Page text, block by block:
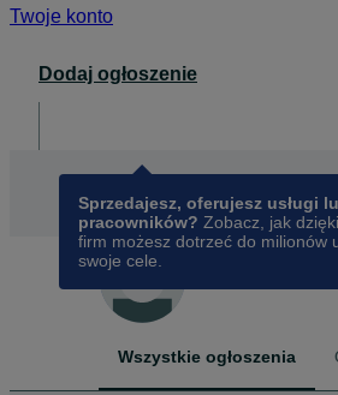
Twoje konto
Dodaj ogłoszenie
Sprzedajesz, oferujesz usługi
pracowników? Zobacz, jak
firm możesz dotrzeć do
swoje cele.
Wszystkie ogłoszenia